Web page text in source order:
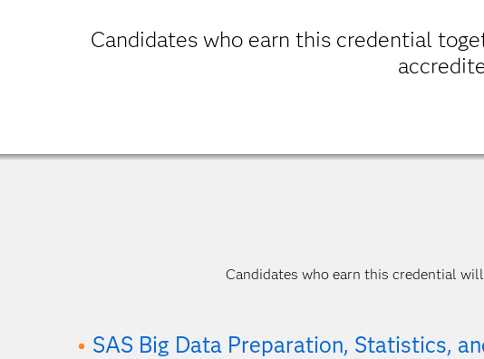
Candidates who earn this credential
Candidates who earn this credential
SAS Big Data Preparation, Statistics,